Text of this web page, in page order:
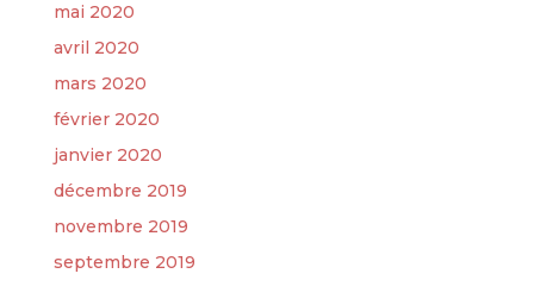
mai 2020
avril 2020
mars 2020
février 2020
janvier 2020
décembre 2019
novembre 2019
septembre 2019